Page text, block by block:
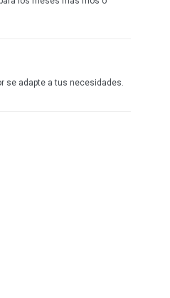
se adapte a tus necesidades.